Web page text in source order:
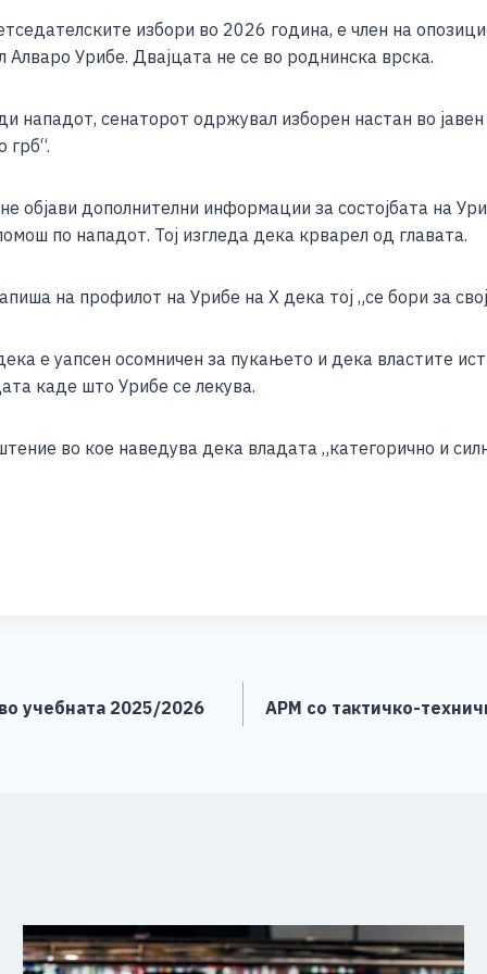
избори во 2026 година, е член на
Урибе. Двајцата не се во роднинска врска.
нападот, сенаторот одржувал изборен настан во
грб“.
објави дополнителни информации за состојбата на
по нападот. Тој изгледа дека крварел од главата.
на профилот на Урибе на X дека тој „се бори за
е уапсен осомничен за пукањето и дека властите
каде што Урибе се лекува.
во кое наведува дека владата „категорично и
учебната 2025/2026 АРМ со тактичко-